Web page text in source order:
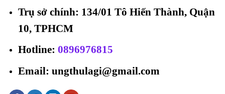
Trụ sở chính: 134/01 Tô Hiến Thành, Quận
10, TPHCM
Hotline: 0896976815
Email: ungthulagi@gmail.com